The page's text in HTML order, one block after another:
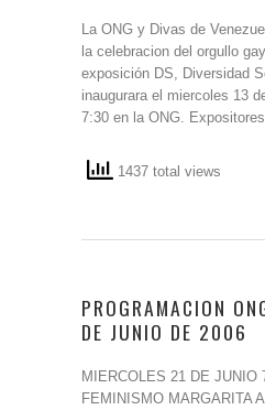
La ONG y Divas de
la celebracion del orgullo
exposición DS, Diversidad
inaugurara el miercoles 13
7:30 en la ONG.
1437 total views
PROGRAMACION
DE JUNIO DE 2006
MIERCOLES 21 DE JUNIO
FEMINISMO MARGARITA